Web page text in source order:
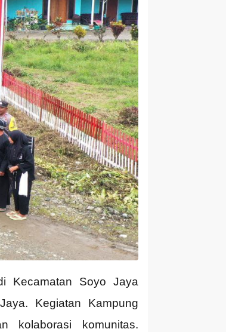
Kecamatan Soyo Jaya
Kegiatan Kampung
kolaborasi komunitas.